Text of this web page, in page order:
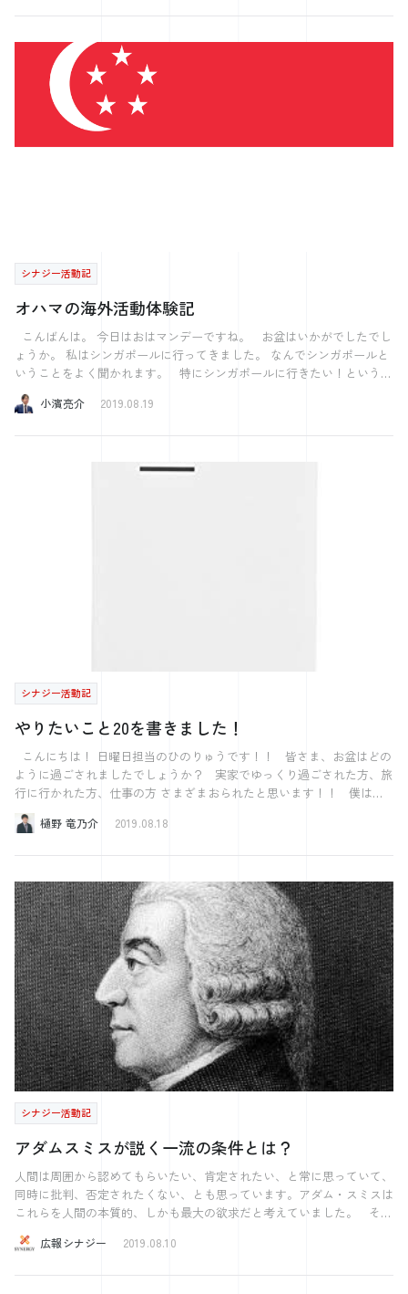
とです。 「短期間でついた脂肪は、普段の生活をすれば落ちる」 のと
似たようなものですね。 「好きこそものの上手なれ」ということわざ
がありますが、 ただ好きなだけではダメで、 「好き」という熱量が行
動に結びついた時に、 上達や成果につながるのだと実感しました。 こ
の気づきを活かして、東広島の図書館でリベンジします！
の革靴は少し背伸びをしてしまった感もありますが、 大切に履こうと
思います。 さて、革靴といえばこんな通説がありますね。 「靴（足
元）を見れば人がわかる。」 理由は諸説ありますが、 僕のちょっと
した日々の楽しみはこの通説から来ています。 これは、玄関の靴磨き
セットです。 気になった時にいつでも靴を磨けるよう、 あえて見える
ように収めています。 とはいえ、シュークリームを使用して靴を磨く
しんでいると言った方が合うような気がします。 その日に身につける
スーツや革靴に合わせて靴下を選ぶ。 当たり前のことかもしれません
が、 色使いには少しだけ、こだわりを持っています。 そしてそれは
「どのネクタイを締めよう」に次ぐ、毎朝の楽しみです。 靴のチョイ
スやメンテナンス、面倒な方もいるかと思います。 靴下は、誰も見な
いかもしれません。 見えたとしても歩いている時や座った時に、 数セ
ンチ見える程度かもしれません。 ただ、見ている人は見ています。
見られています。いや、見てもらえます。 些細なことではあります
が、 この記事を読んで共感してくれる方がいたり、 日常にひとつ楽し
シナジー活動記
オハマの海外活動体験記
ょうか。 私はシンガポールに行ってきました。 なんでシンガポールと
いうことをよく聞かれます。 特にシンガポールに行きたい！というわ
けではなく 実は今まで海外に行ったことはありませんでした。 大学
時代は旅行が趣味で旅行はよく行っていたのですが 自分は日本から出
はり体験したいという思いが4、5年前から芽生えるようになりました。
かく楽しみながら働いているなぁと感じました。 関わったのは接客業
の方がほとんどでしたが・・・ 観光名所しか行っていないので、細部
まではわかりませんが、雑だなぁと思う部分と楽しそうだなぁと思う部
分がありました。 雑だなぁと思ったのは 英語が分からなければ舌打ち
されたり、お皿にまだ少し残っていたのに皿を下げられたり。。 楽し
んでるなぁと思ったのが 歌いながら働いていたり、口笛を吹きながら
仕事をしていたり、従業員同士で常に話をしながら仕事してて急にハイ
タッチしたり・・・ 日本のおもてなしは世界に比べるとレベルが高い
というのはよく聞く話ですが なぜ外国はそうではないのか。 色々な疑
とはなくなりました。 それが当たり前なのだと思っていたのです。
それより単純にシンガポールの町並みに感動しておりました。 本当に
国を上げて、外国から人が来たいと思わせる仕掛けというのがすごいな
ぁと思いました。 最先端という感じはしなかったですが、町並みが綺
麗でなによりも建物がかっこ良いですね。 一気にファンになってしま
いました。 シンガポールのマクドナルドはタッチパネルでとても分か
りやすく、選択後「あなたにオススメのメニュー」みたいな形で出てき
て感動しました。 キッチンを見ると、踊りながら作っていたことがと
ても印象深いです（笑 今回はお盆の日記形式になってしまいました
が、来週からしっかりアウトプットしていこうと思います。 ◎今後の
経営・採用のセミナーを実施します。 ★経営の12分野：集客力 広島
県： 2019年08月28日(水) 18:00〜21:00 岡山県： 2019年08月29日(木)
18:00〜21:00 >>>https://www.kk-synergy.co.jp/eventinfo/183220/ ★ミ
ッション経営の基本 広島： 2019年08月26日(月) 14:00〜16:00
>>>https://www.kk-synergy.co.jp/eventinfo/182316/ ★2代目社長が40
歳までに知っておくべき「社長の基本」 広島①： 2019年08月20日(火)
14:00〜16:00 広島②： 2019年09月04日(水) 14:00〜16:00
>>>https://www.kk-synergy.co.jp/eventinfo/186568/ ★ブランディン
グの基本~小さな会社が顧客を魅了する戦略~ 広島県： 2019年09月12日
(木) 14:00〜16:00 岡山県： 2019年09月13日(金) 14:00〜16:00
>>>https://www.kk-synergy.co.jp/eventinfo/199016/ ★経営の仕組み化
小濱亮介 2019.08.19
シナジー活動記
やりたいこと20を書きました！
ように過ごされましたでしょうか？ 実家でゆっくり過ごされた方、旅
行に行かれた方、仕事の方 さまざまおられたと思います！！ 僕は関
西の方に旅行に行ったり、 実家がある島根県で友人に会ったり、 家族
とゆっくり過ごしたりとても有意義な時間を過ごしました！！ そして
ので 人生の夢、やりたいこと、行った国や場所、人生設計など 様々な
ことを書き留めることができます！！ 今回はこの本に書いた「やりた
いこと20」を紹介します！！ やりたいことや夢を書いたり、言ったり
すると脳のRASという機能が働き、 それを叶えるための情報が自然と
入ってくるようになるそうです。 ぜひ今回の「やりたいこと20」を実
行できるように頑張ります！！ ※以下、やりたいこと20リスト ⒈母
校の廃校を活用したイベント ⒉無人島生活 ⒊世界の民族と暮らす ⒋船
舶免許取得 ⒌シェアハウス、民泊 ⒍プログラミング学ぶ ⒎起業する
⒏K君と幼児向けの事業をする ⒐学校を作る 10.ギターを弾けるように
なる 11.死の体験プログラムを受ける 12.独立リーグを作る 13.ロードバイ
クを買って旅をする 14.地元特産品の岩のりの事業拡大 15.知り合いをか
き集めてパーティーをする 16.花火大会開催 17.農業をする 18.美術館に
行く 19.海外旅行(場所未定) 20.大学の仲の良い3人でまた楽しいことをす
る もし、実行するにあたりアドバイスなどありましたら、 していた
だけると嬉しいです！！ また一緒にやってくれる方も絶賛大募集で
す！笑 【田舎あるある】 “広大な土地を所有” 田舎では当然ではある
と思いますが、 1世帯の土地の面積がとても大きいです。 2つの家を所
有していたり、 山を所有していたり。 その土地で様々な活用をそれ
ぞれがしています。 特に多いのは農業です！ おそらくほとんどの家
庭が農業をやっているのではないでしょうか。 やりたいこと20にも書
いているように 自分も農業をやりたいなと密かに思っております。
樋野 竜乃介 2019.08.18
シナジー活動記
アダムスミスが説く一流の条件とは？
人間は周囲から認めてもらいたい、肯定されたい、と常に思っていて、
同時に批判、否定されたくない、とも思っています。アダム・スミスは
これらを人間の本質的、しかも最大の欲求だと考えていました。 その
最大の欲求を満たすために他人に認められようと正しい行動をし、間違
った行動をしないように自分を律します。 規則や法律でがんじがらめ
広報シナジー 2019.08.10